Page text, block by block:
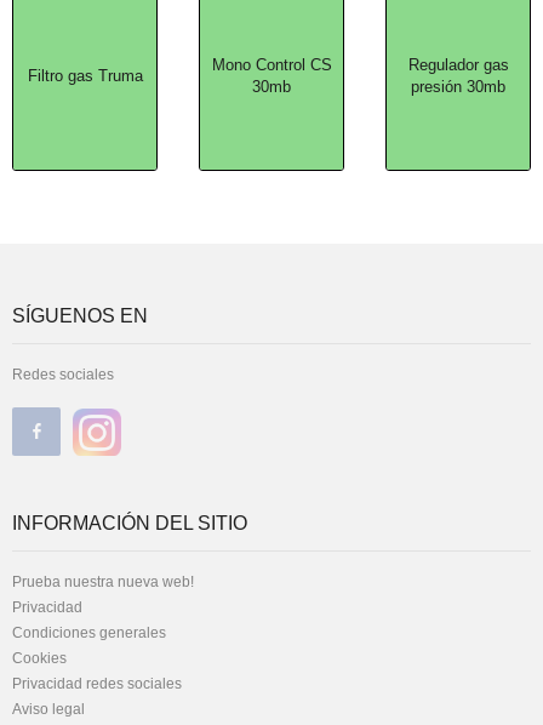
Filtro gas Truma
Mono Control CS
30mb
Regulador gas
presión 30mb
SÍGUENOS EN
Redes sociales
INFORMACIÓN DEL SITIO
Prueba nuestra nueva web!
Privacidad
Condiciones generales
Cookies
Privacidad redes sociales
Aviso legal